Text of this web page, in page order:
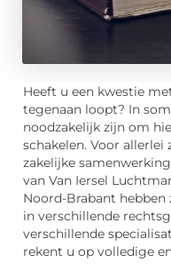
Heeft u een kwestie
tegenaan loopt? In
noodzakelijk zijn om
schakelen. Voor
zakelijke
van Van Iersel
Noord-Brabant hebben
in verschillende
verschillende
rekent u op volledige